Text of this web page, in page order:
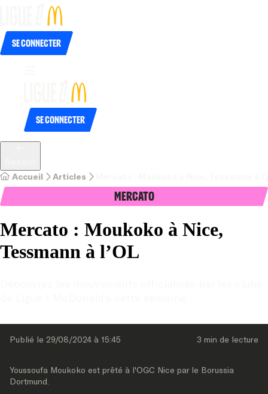
Se connecter
Se connecter
Accueil Articles
Mercato
Mercato : Moukoko à Nice,
Tessmann à l’OL
Publié le 29/08/2024 à 15:45 3 min de lecture
Youssoufa Moukoko est prêté à l'OGC Nice par le Borussia
Dortmund.